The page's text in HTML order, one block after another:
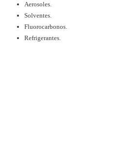
Aerosoles.
Solventes.
Fluorocarbonos.
Refrigerantes.